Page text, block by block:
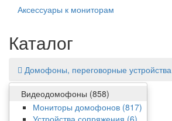
Аксессуары к мониторам
Каталог
Домофоны, переговорные устройства
Видеодомофоны (858)
Мониторы домофонов (817)
Фильтр